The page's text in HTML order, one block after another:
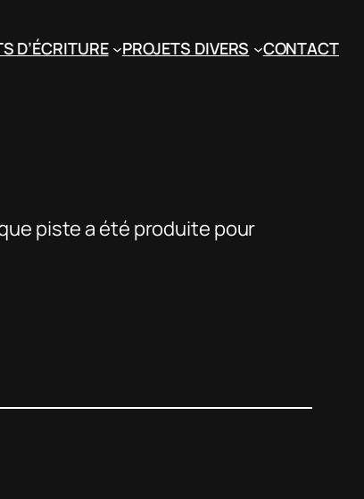
D’ÉCRITURE PROJETS DIVERS CONTACT
piste a été produite pour